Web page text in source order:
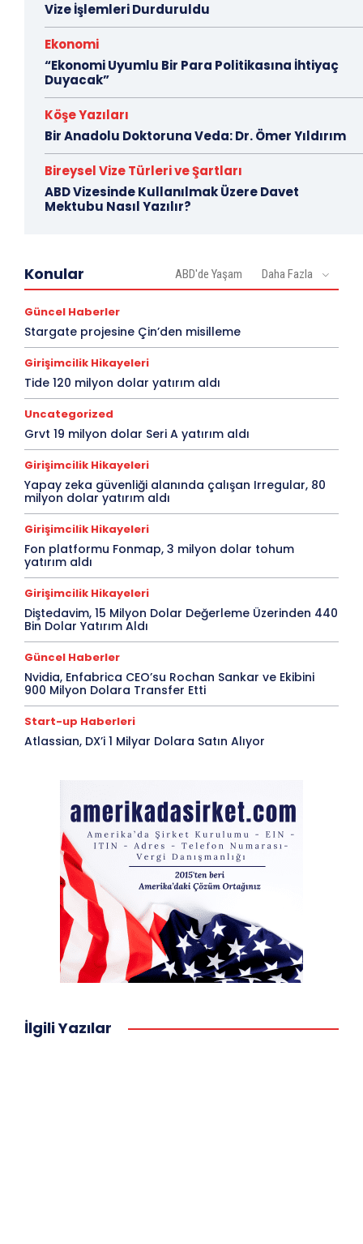
Vize İşlemleri Durduruldu
Ekonomi
“Ekonomi Uyumlu Bir Para Politikasına İhtiyaç
Duyacak”
Köşe Yazıları
Bir Anadolu Doktoruna Veda: Dr. Ömer Yıldırım
Bireysel Vize Türleri ve Şartları
ABD Vizesinde Kullanılmak Üzere Davet
Mektubu Nasıl Yazılır?
Konular ABD'de Yaşam Daha Fazla
Güncel Haberler
Stargate projesine Çin’den misilleme
Girişimcilik Hikayeleri
Tide 120 milyon dolar yatırım aldı
Uncategorized
Grvt 19 milyon dolar Seri A yatırım aldı
Girişimcilik Hikayeleri
Yapay zeka güvenliği alanında çalışan Irregular, 80
milyon dolar yatırım aldı
Girişimcilik Hikayeleri
Fon platformu Fonmap, 3 milyon dolar tohum
yatırım aldı
Girişimcilik Hikayeleri
Diştedavim, 15 Milyon Dolar Değerleme Üzerinden 440
Bin Dolar Yatırım Aldı
Güncel Haberler
Nvidia, Enfabrica CEO’su Rochan Sankar ve Ekibini
900 Milyon Dolara Transfer Etti
Start-up Haberleri
Atlassian, DX’i 1 Milyar Dolara Satın Alıyor
İlgili Yazılar